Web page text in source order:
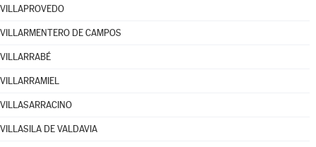
VILLAPROVEDO
VILLARMENTERO DE CAMPOS
VILLARRABÉ
VILLARRAMIEL
VILLASARRACINO
VILLASILA DE VALDAVIA